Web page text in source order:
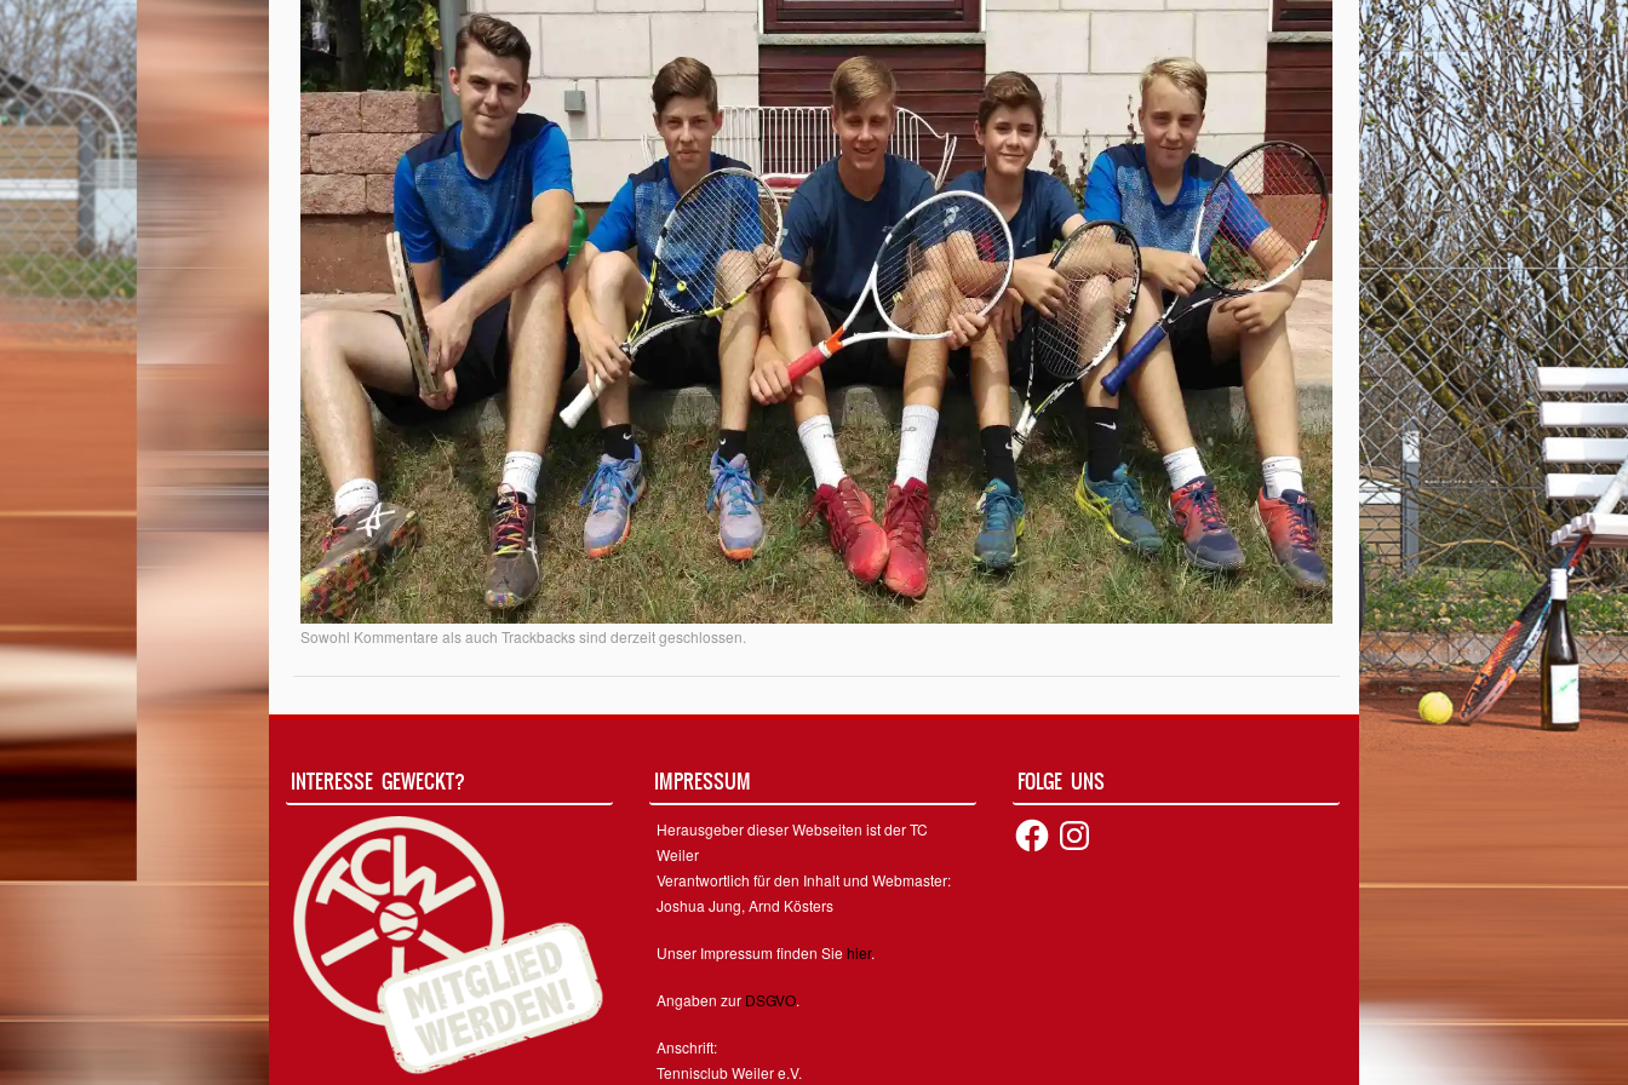
Sowohl Kommentare als auch Trackbacks sind derzeit geschlossen.
INTERESSE GEWECKT? IMPRESSUM
Herausgeber dieser Webseiten ist der TC
Weiler
Verantwortlich für den Inhalt und Webmaster:
Joshua Jung, Arnd Kösters
Unser Impressum finden Siehier.
Angaben zur DSGVO.
Anschrift:
Tennisclub Weiler e.V.
FOLGE UNS
FacebookInstagram